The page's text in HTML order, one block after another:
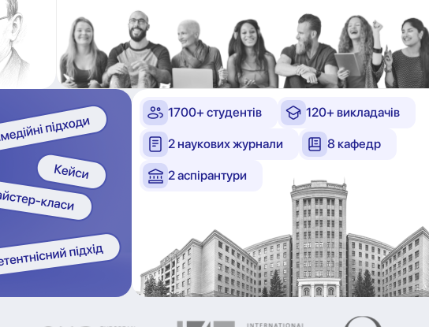
1700+ студентів 120+ викладачів
2 наукових журнали 8 кафедр
2 аспірантури